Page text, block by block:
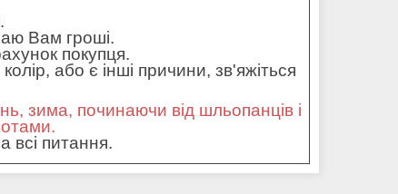
Вам гроші.
покупця.
або є інші причини, зв'яжіться
зима, починаючи від шльопанців і
всі питання.